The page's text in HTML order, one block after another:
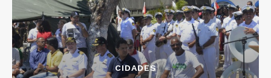
CIDADES